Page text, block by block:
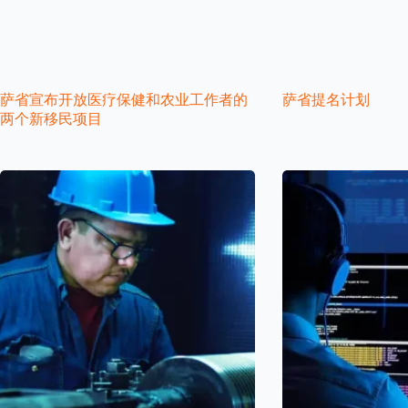
萨省宣布开放医疗保健和农业工作者的
两个新移民项目
萨省提名计划